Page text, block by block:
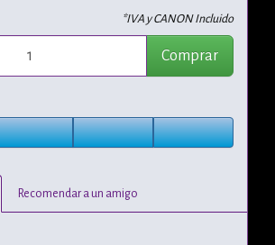
*IVA y CANON Incluido
Comprar
Recomendar a un amigo